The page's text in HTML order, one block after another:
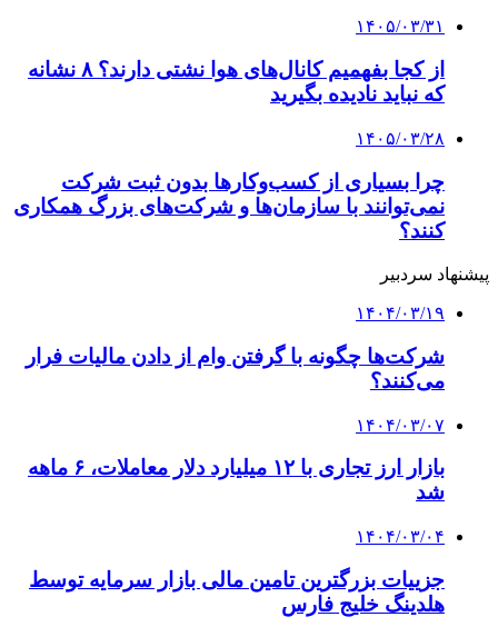
۱۴۰۵/۰۳/۳۱
از کجا بفهمیم کانال‌های هوا نشتی دارند؟ ۸ نشانه
که نباید نادیده بگیرید
۱۴۰۵/۰۳/۲۸
چرا بسیاری از کسب‌وکارها بدون ثبت شرکت
نمی‌توانند با سازمان‌ها و شرکت‌های بزرگ همکاری
کنند؟
پیشنهاد سردبیر
۱۴۰۴/۰۳/۱۹
شرکت‌ها چگونه با گرفتن وام از دادن مالیات فرار
می‌کنند؟
۱۴۰۴/۰۳/۰۷
بازار ارز تجاری با ۱۲ میلیارد دلار معاملات، ۶ ماهه
شد
۱۴۰۴/۰۳/۰۴
جزییات بزرگترین تامین مالی بازار سرمایه توسط
هلدینگ خلیج فارس